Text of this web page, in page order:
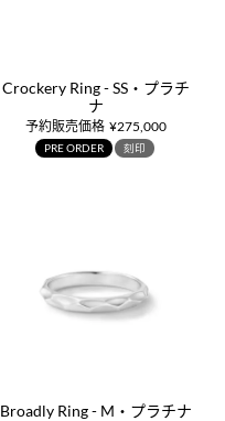
Crockery Ring - SS・プラチ
ナ
予約販売価格 ¥275,000
PRE ORDER 刻印
Broadly Ring - M・プラチナ